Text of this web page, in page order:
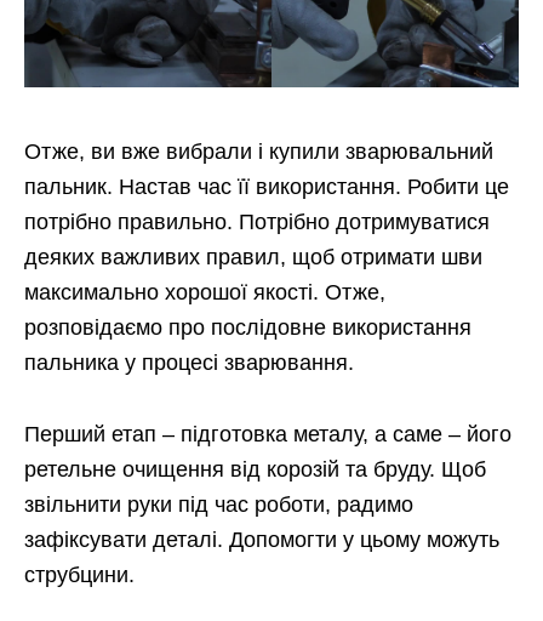
Отже, ви вже вибрали і купили зварювальний
пальник. Настав час її використання. Робити це
потрібно правильно. Потрібно дотримуватися
деяких важливих правил, щоб отримати шви
максимально хорошої якості. Отже,
розповідаємо про послідовне використання
пальника у процесі зварювання.
Перший етап – підготовка металу, а саме – його
ретельне очищення від корозій та бруду. Щоб
звільнити руки під час роботи, радимо
зафіксувати деталі. Допомогти у цьому можуть
струбцини.